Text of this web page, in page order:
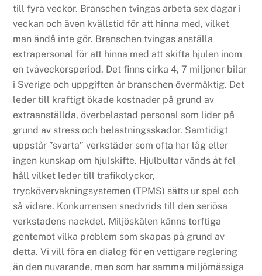
till fyra veckor. Branschen tvingas arbeta sex dagar i
veckan och även kvällstid för att hinna med, vilket
man ändå inte gör. Branschen tvingas anställa
extrapersonal för att hinna med att skifta hjulen inom
en tvåveckorsperiod. Det finns cirka 4, 7 miljoner bilar
i Sverige och uppgiften är branschen övermäktig. Det
leder till kraftigt ökade kostnader på grund av
extraanställda, överbelastad personal som lider på
grund av stress och belastningsskador. Samtidigt
uppstår ”svarta” verkstäder som ofta har låg eller
ingen kunskap om hjulskifte. Hjulbultar vänds åt fel
håll vilket leder till trafikolyckor,
tryckövervakningsystemen (TPMS) sätts ur spel och
så vidare. Konkurrensen snedvrids till den seriösa
verkstadens nackdel. Miljöskälen känns torftiga
gentemot vilka problem som skapas på grund av
detta. Vi vill föra en dialog för en vettigare reglering
än den nuvarande, men som har samma miljömässiga